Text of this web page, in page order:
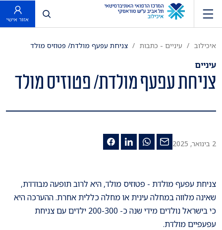
פתח חיפוש
אזור אישי
איכילוב עיניים - כתבות צניחת עפעף מולדת/ פטוזיס מולד
עיניים
צניחת עפעף מולדת/ פטוזיס מולד
2 בינואר, 2025
צניחת עפעף מולדת - פטוזיס מולד, היא לרוב תופעה מבודדת,
שאינה מלווה במחלה עינית או מחלה כללית אחרת. ההערכה היא
כי בישראל נולדים מידי שנה כ- 200-300 ילדים עם צניחת
עפעפיים מולדת.